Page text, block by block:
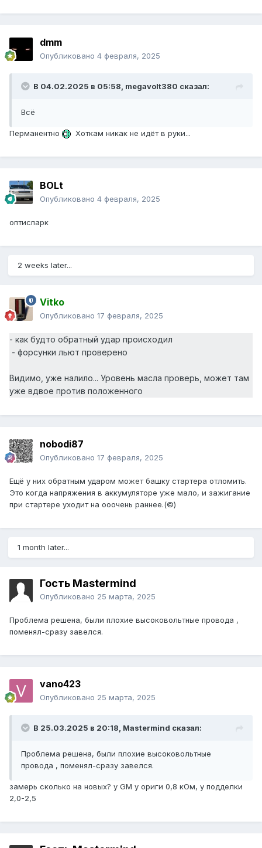
dmm
Опубликовано 4 февраля, 2025
В 04.02.2025 в 05:58, megavolt380 сказал:
Всё
Перманентно Хоткам никак не идёт в руки...
BOLt
Опубликовано 4 февраля, 2025
оптиспарк
2 weeks later...
Vitko
Опубликовано 17 февраля, 2025
- как будто обратный удар происходил
- форсунки льют проверено
Видимо, уже налило... Уровень масла проверь, может там
уже вдвое против положенного
nobodi87
Опубликовано 17 февраля, 2025
Ещё у них обратным ударом может башку стартера отломить.
Это когда напряжения в аккумуляторе уже мало, и зажигание
при стартере уходит на ооочень раннее.(©)
1 month later...
Гость Mastermind
Опубликовано 25 марта, 2025
Проблема решена, были плохие высоковольтные провода ,
поменял-сразу завелся.
vano423
Опубликовано 25 марта, 2025
В 25.03.2025 в 20:18, Mastermind сказал:
Проблема решена, были плохие высоковольтные
провода , поменял-сразу завелся.
замерь сколько на новых? у GM у ориги 0,8 кОм, у подделки
2,0-2,5